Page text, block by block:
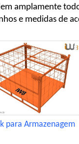
amplamente
e medidas de
para Armazenagem